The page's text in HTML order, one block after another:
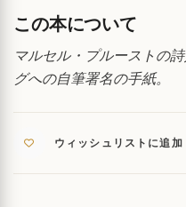
ン
名
手
この本について
マルセル・プルーストの
グへの自筆署名の手紙。
ウィッシュリストに追加